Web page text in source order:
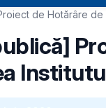
de Hotărâre